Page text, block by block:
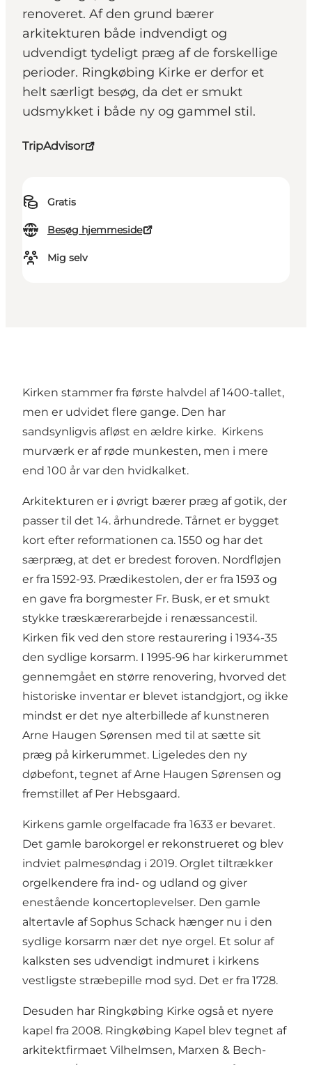
renoveret. Af den grund bærer
arkitekturen både indvendigt og
udvendigt tydeligt præg af de forskellige
perioder. Ringkøbing Kirke er derfor et
helt særligt besøg, da det er smukt
udsmykket i både ny og gammel stil.
TripAdvisor
Gratis
Besøg hjemmeside
Mig selv
Kirken stammer fra første halvdel af 1400-tallet,
men er udvidet flere gange. Den har
sandsynligvis afløst en ældre kirke. Kirkens
murværk er af røde munkesten, men i mere
end 100 år var den hvidkalket.
Arkitekturen er i øvrigt bærer præg af gotik, der
passer til det 14. århundrede. Tårnet er bygget
kort efter reformationen ca. 1550 og har det
særpræg, at det er bredest foroven. Nordfløjen
er fra 1592-93. Prædikestolen, der er fra 1593 og
en gave fra borgmester Fr. Busk, er et smukt
stykke træskærerarbejde i renæssancestil.
Kirken fik ved den store restaurering i 1934-35
den sydlige korsarm. I 1995-96 har kirkerummet
gennemgået en større renovering, hvorved det
historiske inventar er blevet istandgjort, og ikke
mindst er det nye alterbillede af kunstneren
Arne Haugen Sørensen med til at sætte sit
præg på kirkerummet. Ligeledes den ny
døbefont, tegnet af Arne Haugen Sørensen og
fremstillet af Per Hebsgaard.
Kirkens gamle orgelfacade fra 1633 er bevaret.
Det gamle barokorgel er rekonstrueret og blev
indviet palmesøndag i 2019. Orglet tiltrækker
orgelkendere fra ind- og udland og giver
enestående koncertoplevelser. Den gamle
altertavle af Sophus Schack hænger nu i den
sydlige korsarm nær det nye orgel. Et solur af
kalksten ses udvendigt indmuret i kirkens
vestligste stræbepille mod syd. Det er fra 1728.
Desuden har Ringkøbing Kirke også et nyere
kapel fra 2008. Ringkøbing Kapel blev tegnet af
arkitektfirmaet Vilhelmsen, Marxen & Bech-